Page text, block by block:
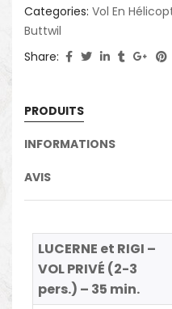
Categories: Vol En
Buttwil
Share:
PRODUITS
INFORMATIONS
AVIS
LUCERNE et RIGI –
VOL PRIVÉ (2-3
pers.) – 35 min.